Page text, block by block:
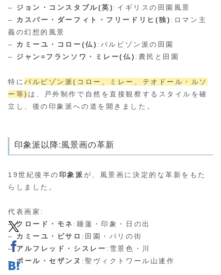
– ジョン・コンスタブル(英) :イギリスの田園風景
– カスパー・ダーフィト・フリードリヒ(独) :ロマン主
義の幻想的風景
– カミーユ・コロー(仏) :バルビゾン派の田園
– ジャン=フランソワ・ミレー(仏) :農民と田園
特にバルビゾン派(コロー、ミレー、テオドール・ルソ
ー等) は、戸外制作で自然を直接観察するスタイルを確
立し、後の印象派への道を開きました。
印象派以降:風景画の革新
19世紀後半の 印象派 が、風景画に決定的な革新をもた
らしました。
代表画家:
–クロード・モネ :睡蓮・印象・日の出
– カミーユ・ピサロ :田園・パリの街
–アルフレッド・シスレー:雪景色・川
–ポール・セザンヌ :聖ヴィクトワール山連作